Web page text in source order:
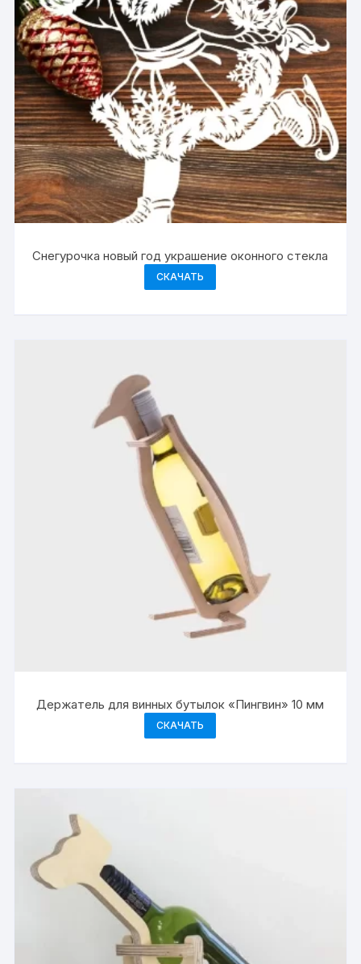
Снегурочка новый год украшение оконного стекла
СКАЧАТЬ
Держатель для винных бутылок «Пингвин» 10 мм
СКАЧАТЬ